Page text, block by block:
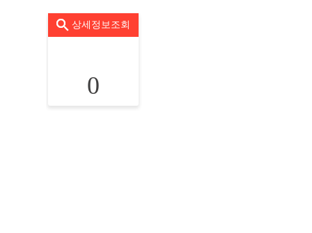
상세정보조회
0